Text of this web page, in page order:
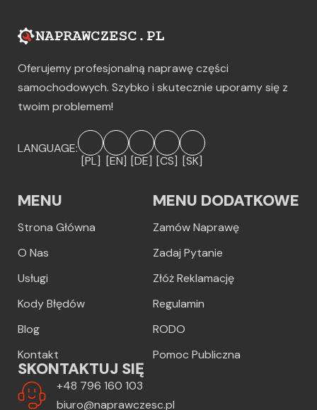
Oferujemy profesjonalną naprawę części
samochodowych. Szybko i skutecznie uporamy się z
twoim problemem!
LANGUAGE:
[PL] [EN] [DE] [CS] [SK]
MENU
Strona Główna
O Nas
Usługi
Kody Błędów
Blog
Kontakt
MENU DODATKOWE
Zamów Naprawę
Zadaj Pytanie
Złóż Reklamację
Regulamin
RODO
Pomoc Publiczna
SKONTAKTUJ SIĘ
+48 796 160 103
biuro@naprawczesc.pl